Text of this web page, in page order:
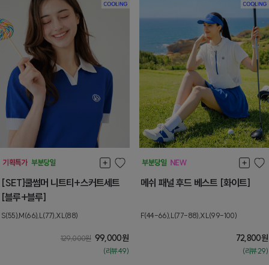
[SET]쿨썸머 니트티+스커트세트
[블루+블루]
S(55),M(66),L(77),XL(88)
129,000원 99,000원
(리뷰:49)
메쉬 패널 후드 베스트 [화이트]
F(44-66),L(77-88),XL(99-100)
72,800원
(리뷰:29)